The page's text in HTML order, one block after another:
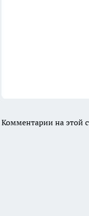
Комментарии на этой